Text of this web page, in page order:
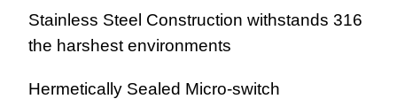
316 Stainless Steel Construction withstands
the harshest environments
Hermetically Sealed Micro-switch